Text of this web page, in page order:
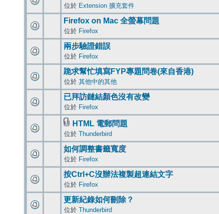
位於 Extension 擴充套件
Firefox on Mac 全螢幕問題
位於 Firefox
兩步驗證錯誤
位於 Firefox
跪求幫忙填寫FYP專題問卷(來自香港)
位於 其他中的其他
已拜訪鏈結顏色沒有改變
位於 Firefox
HTML 電郵問題
位於 Thunderbird
如何調整書籤寬度
位於 Firefox
按Ctrl+C沒辦法複製超連結文字
位於 Firefox
更新紀錄如何刪除？
位於 Thunderbird